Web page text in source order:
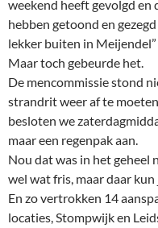
weekend heeft gevolgd en
hebben getoond en
lekker buiten in
Maar toch gebeurde het.
De mencommissie stond
strandrit weer af te
besloten we
maar een regenpak aan.
Nou dat was in het geheel
wel wat fris, maar daar kun
En zo vertrokken 14
locaties, Stompwijk en